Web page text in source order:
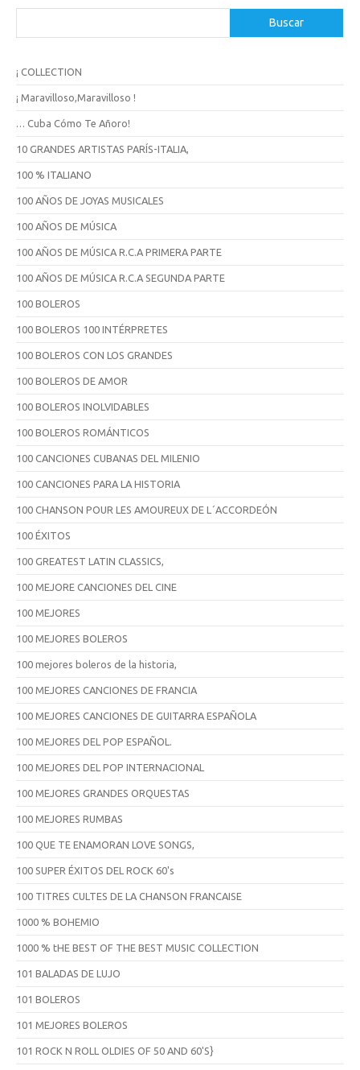
a
Buscar
¡ COLLECTION
¡ Maravilloso,Maravilloso !
… Cuba Cómo Te Añoro!
10 GRANDES ARTISTAS PARÍS-ITALIA,
100 % ITALIANO
100 AÑOS DE JOYAS MUSICALES
100 AÑOS DE MÚSICA
100 AÑOS DE MÚSICA R.C.A PRIMERA PARTE
100 AÑOS DE MÚSICA R.C.A SEGUNDA PARTE
100 BOLEROS
100 BOLEROS 100 INTÉRPRETES
100 BOLEROS CON LOS GRANDES
100 BOLEROS DE AMOR
100 BOLEROS INOLVIDABLES
100 BOLEROS ROMÁNTICOS
100 CANCIONES CUBANAS DEL MILENIO
100 CANCIONES PARA LA HISTORIA
100 CHANSON POUR LES AMOUREUX DE L´ACCORDEÓN
100 ÉXITOS
100 GREATEST LATIN CLASSICS,
100 MEJORE CANCIONES DEL CINE
100 MEJORES
100 MEJORES BOLEROS
100 mejores boleros de la historia,
100 MEJORES CANCIONES DE FRANCIA
100 MEJORES CANCIONES DE GUITARRA ESPAÑOLA
100 MEJORES DEL POP ESPAÑOL.
100 MEJORES DEL POP INTERNACIONAL
100 MEJORES GRANDES ORQUESTAS
100 MEJORES RUMBAS
100 QUE TE ENAMORAN LOVE SONGS,
100 SUPER ÉXITOS DEL ROCK 60's
100 TITRES CULTES DE LA CHANSON FRANCAISE
1000 % BOHEMIO
1000 % tHE BEST OF THE BEST MUSIC COLLECTION
101 BALADAS DE LUJO
101 BOLEROS
101 MEJORES BOLEROS
101 ROCK N ROLL OLDIES OF 50 AND 60'S}